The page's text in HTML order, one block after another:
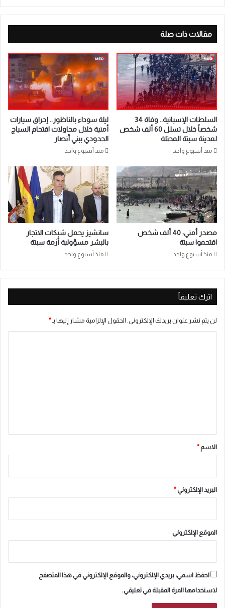
مقالات ذات صلة
السلطات الإسبانية.. وفاة 34
شخصاً خلال تسلل 60 ألف شخص
لمدينة سبتة المحتلة
منذ أسبوع واحد
ليلة سوداء بالناظور.. إحراق سيارات
أمنية خلال محاولات اقتحام السياج
الحدودي ببني أنصار
منذ أسبوع واحد
مصدر أمني: 40 ألف شخص
اقتحموا سبتة
منذ أسبوع واحد
سانشيز يحمل شبكات الاتجار
بالبشر مسؤولية أزمة سبتة
منذ أسبوع واحد
اترك تعليقاً
لن يتم نشر عنوان بريدك الإلكتروني. الحقول الإلزامية مشار إليها بـ *
*
الاسم *
البريد الإلكتروني*
الموقع الإلكتروني
احفظ اسمي، بريدي الإلكتروني، والموقع الإلكتروني في هذا المتصفح
لاستخدامها المرة المقبلة في تعليقي.